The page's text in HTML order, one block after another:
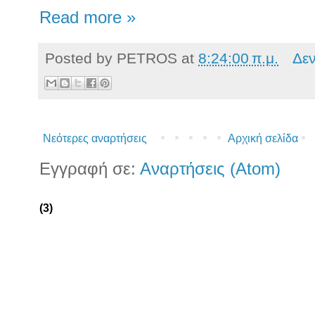
Read more »
Posted by PETROS at 8:24:00 π.μ.
Νεότερες αναρτήσεις Αρχική σελίδα
Εγγραφή σε: Αναρτήσεις (Atom)
(3)